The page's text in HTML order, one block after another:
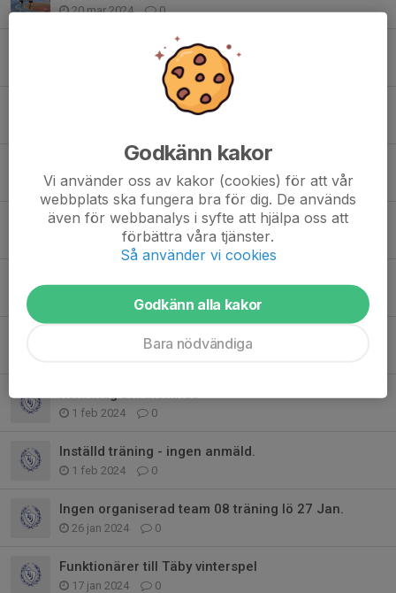
20 mar 2024 0
0
De tappra kraftmätningskillarna Victor och William
20 mar 2024 0
TIS nära brons på kraftmätningen
20 mar 2024 3
14 mar 2024 0
Kom ihåg att anmäla er!!!
1 feb 2024 0
Inställd träning - ingen anmäld.
1 feb 2024 0
Ingen organiserad team 08 träning lö 27 Jan.
26 jan 2024 0
Funktionärer till Täby vinterspel
17 jan 2024 0
Godkänn kakor
Vi använder oss av kakor (cookies) för att vår
webbplats ska fungera bra för dig. De används
även för webbanalys i syfte att hjälpa oss att
förbättra våra tjänster.
Så använder vi cookies
Godkänn alla kakor
Bara nödvändiga